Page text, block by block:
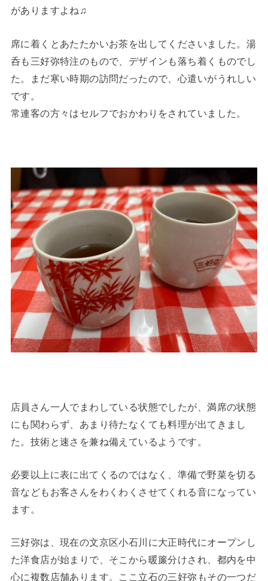
がありますよね♫
席に着くとあたたかいお茶を出してくださいました。湯
呑も三好弥特注のもので、デザインも落ち着くものでし
た。まだ寒い時期の訪問だったので、心遣いがうれしい
です。
常連客の方々はセルフでおかわりをされていました。
店員さん一人でまわしている状態でしたが、満席の状態
にも関わらず、あまり待たなくても料理が出てきまし
た。技術と速さを兼ね備えているようです。
必要以上に表に出てくるのではなく、準備で野菜を切る
音などもお客さんをわくわくさせてくれる音になってい
ます。
三好弥は、現在の文京区小石川に大正時代にオープンし
た洋食店が始まりで、そこから暖簾分けされ、都内を中
心に複数店舗あります。ここ立石の三好弥もその一つだ